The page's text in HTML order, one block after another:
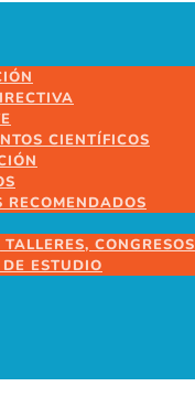
CIENTÍFICOS
RECOMENDADOS
CONGRESOS
ESTUDIO